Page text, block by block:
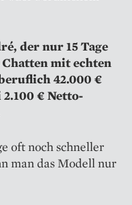
der nur 15 Tage
mit echten
42.000 €
€ Netto-
oft noch schneller
man das Modell nur